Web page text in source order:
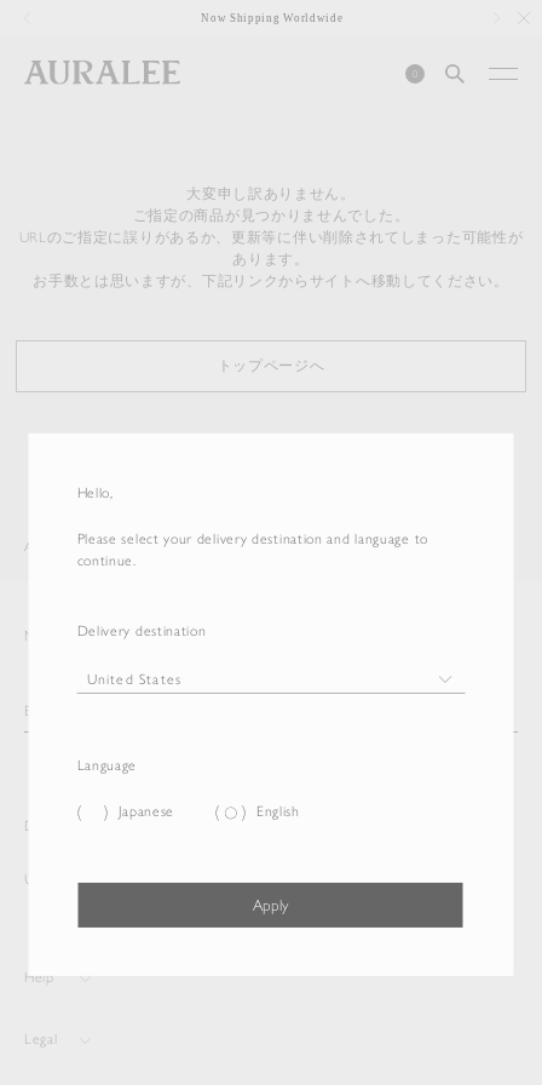
Hello,
Please select your delivery destination and language to
continue.
Delivery destination
Language
Japanese English
Apply
Now Shipping Worldwide
0
大変申し訳ありません。
ご指定の商品が見つかりませんでした。
URLのご指定に誤りがあるか、更新等に伴い削除されてしまった可能性が
あります。
お手数とは思いますが、下記リンクからサイトへ移動してください。
トップページへ
AURALEE ITEM
Newsletter
Delivery destination and Language
United States English
Help
Legal